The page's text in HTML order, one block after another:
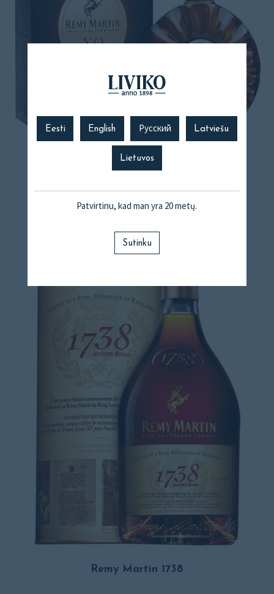
Remy Martin XO
Remy Martin 1738
Eesti English Русский Latviešu
Lietuvos
Patvirtinu, kad man yra 20 metų.
Sutinku